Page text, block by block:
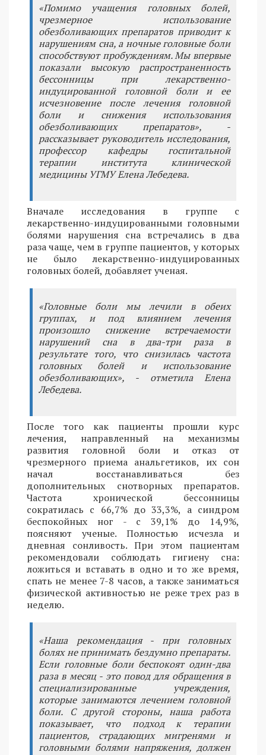
«Помимо учащения головных болей,
чрезмерное использование
обезболивающих препаратов приводит к
нарушениям сна, а ночные головные боли
способствуют пробуждениям. Мы впервые
показали высокую распространенность
бессонницы при лекарственно-
индуцированной головной боли и ее
исчезновение после лечения головной
боли и снижения использования
обезболивающих препаратов», -
рассказывает руководитель исследования,
профессор кафедры госпитальной
терапии института клинической
медицины УГМУ Елена Лебедева.
Вначале исследования в группе с
лекарственно-индуцированными головными
болями нарушения сна встречались в два
раза чаще, чем в группе пациентов, у которых
не было лекарственно-индуцированных
головных болей, добавляет ученая.
«Головные боли мы лечили в обеих
группах, и под влиянием лечения
произошло снижение встречаемости
нарушений сна в два-три раза в
результате того, что снизилась частота
головных болей и использование
обезболивающих», - отметила Елена
Лебедева.
После того как пациенты прошли курс
лечения, направленный на механизмы
развития головной боли и отказ от
чрезмерного приема анальгетиков, их сон
начал восстанавливаться без
дополнительных снотворных препаратов.
Частота хронической бессонницы
сократилась с 66,7% до 33,3%, а синдром
беспокойных ног - с 39,1% до 14,9%,
поясняют ученые. Полностью исчезла и
дневная сонливость. При этом пациентам
рекомендовали соблюдать гигиену сна:
ложиться и вставать в одно и то же время,
спать не менее 7-8 часов, а также заниматься
физической активностью не реже трех раз в
неделю.
«Наша рекомендация - при головных
болях не принимать бездумно препараты.
Если головные боли беспокоят один-два
раза в месяц - это повод для обращения в
специализированные учреждения,
которые занимаются лечением головной
боли. С другой стороны, наша работа
показывает, что подход к терапии
пациентов, страдающих мигренями и
головными болями напряжения, должен